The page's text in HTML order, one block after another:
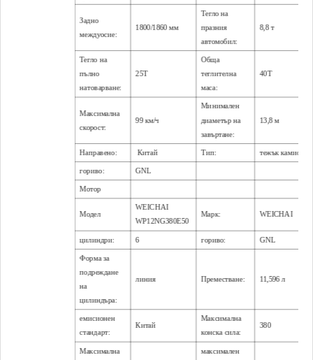
Задно
междуосие:
1800/1860 мм
Тегло на
празния
автомобил:
8,8 т
Тегло на
пълно
натоварване:
25T
Обща
теглителна
маса:
40T
Максимална
скорост:
99 км/ч
Минимален
диаметър на
завъртане:
13,8 м
Направено: Китай Тип: тежък камион
гориво: GNL
Мотор
Модел
WEICHAI
WP12NG380E50
Марк: WEICHAI
цилиндри: 6 гориво: GNL
Форма за
подреждане
на
цилиндъра:
линия Преместване: 11,596 л
емисионен
стандарт:
Китай
Максимална
конска сила:
380
Максимална
максимален